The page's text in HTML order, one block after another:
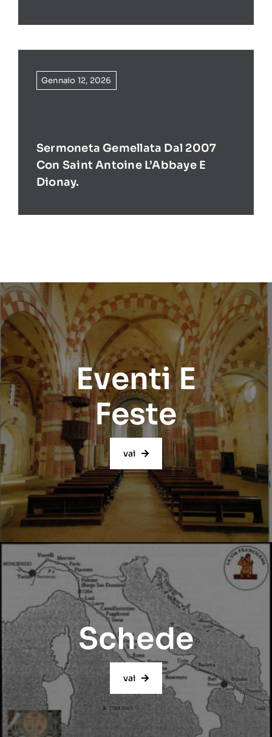
Gennaio 12, 2026
Sermoneta Gemellata Dal 2007
Con Saint Antoine L’Abbaye E
Dionay.
Eventi E
Feste
vai
Schede
vai